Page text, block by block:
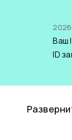
Ваш
ID